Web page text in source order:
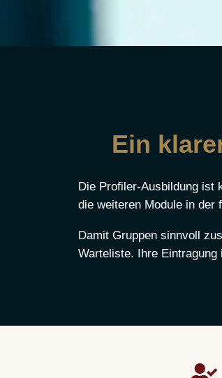
Ein
Die Profiler-Ausbildung ist
die weiteren Module in der
Damit Gruppen sinnvoll
Warteliste. Ihre